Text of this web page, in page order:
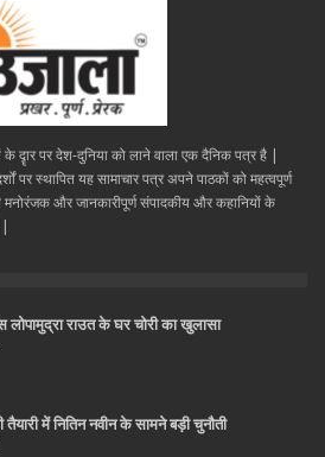
के दॄार पर देश-दुनिया को लाने वाला एक दैनिक पत्र है |
पर स्थापित यह सामाचार पत्र अपने पाठकों को महत्वपूर्ण
और जानकारीपूर्ण संपादकीय और कहानियों के
|
लोपामुद्रा राउत के घर चोरी का खुलासा
में नितिन नवीन के सामने बड़ी चुनौती